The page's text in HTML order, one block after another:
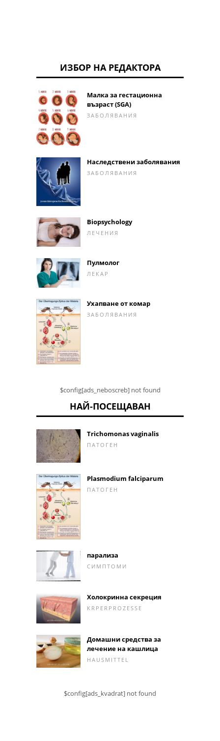
ИЗБОР НА РЕДАКТОРА
Малка за гестационна
възраст (SGA)
ЗАБОЛЯВАНИЯ
Наследствени заболявания
ЗАБОЛЯВАНИЯ
Biopsychology
ЛЕЧЕНИЯ
Пулмолог
ЛЕКАР
Ухапване от комар
ЗАБОЛЯВАНИЯ
$config[ads_neboscreb] not found
НАЙ-ПОСЕЩАВАН
Trichomonas vaginalis
ПАТОГЕН
Plasmodium falciparum
ПАТОГЕН
парализа
СИМПТОМИ
Холокринна секреция
KRPERPROZESSE
Домашни средства за
лечение на кашлица
HAUSMITTEL
$config[ads_kvadrat] not found